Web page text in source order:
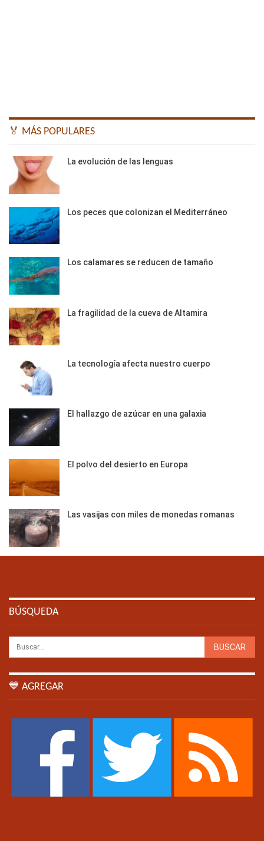
🏅 MÁS POPULARES
La evolución de las lenguas
Los peces que colonizan el Mediterráneo
Los calamares se reducen de tamaño
La fragilidad de la cueva de Altamira
La tecnología afecta nuestro cuerpo
El hallazgo de azúcar en una galaxia
El polvo del desierto en Europa
Las vasijas con miles de monedas romanas
BÚSQUEDA
💙 AGREGAR